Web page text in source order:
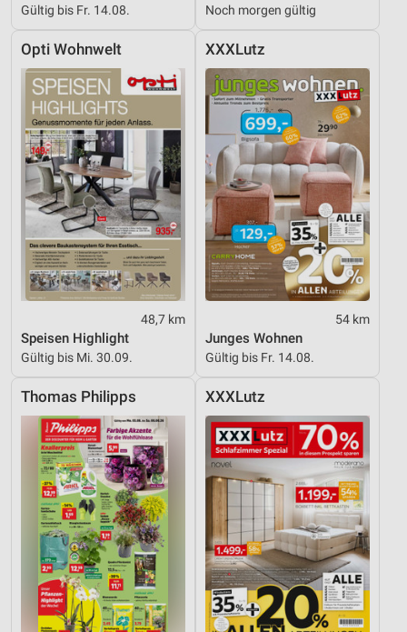
Gültig bis Fr. 14.08. Noch morgen gültig
Opti Wohnwelt
48,7 km
Speisen Highlight
Gültig bis Mi. 30.09.
XXXLutz
54 km
Junges Wohnen
Gültig bis Fr. 14.08.
Thomas Philipps XXXLutz